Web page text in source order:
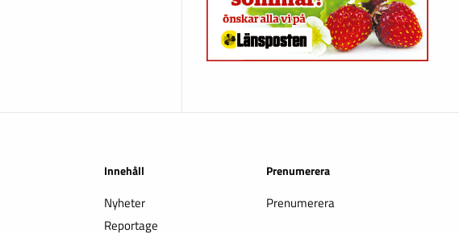
Innehåll
Nyheter
Reportage
Prenumerera
Prenumerera